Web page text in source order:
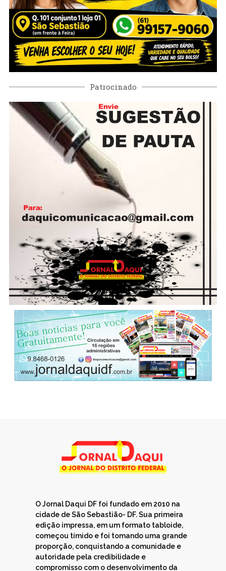
Patrocinado
O Jornal Daqui DF foi fundado em 2010 na
cidade de São Sebastião- DF. Sua primeira
edição impressa, em um formato tabloide,
começou tímido e foi tomando uma grande
proporção, conquistando a comunidade e
autoridade pela credibilidade e
compromisso com o desenvolvimento da